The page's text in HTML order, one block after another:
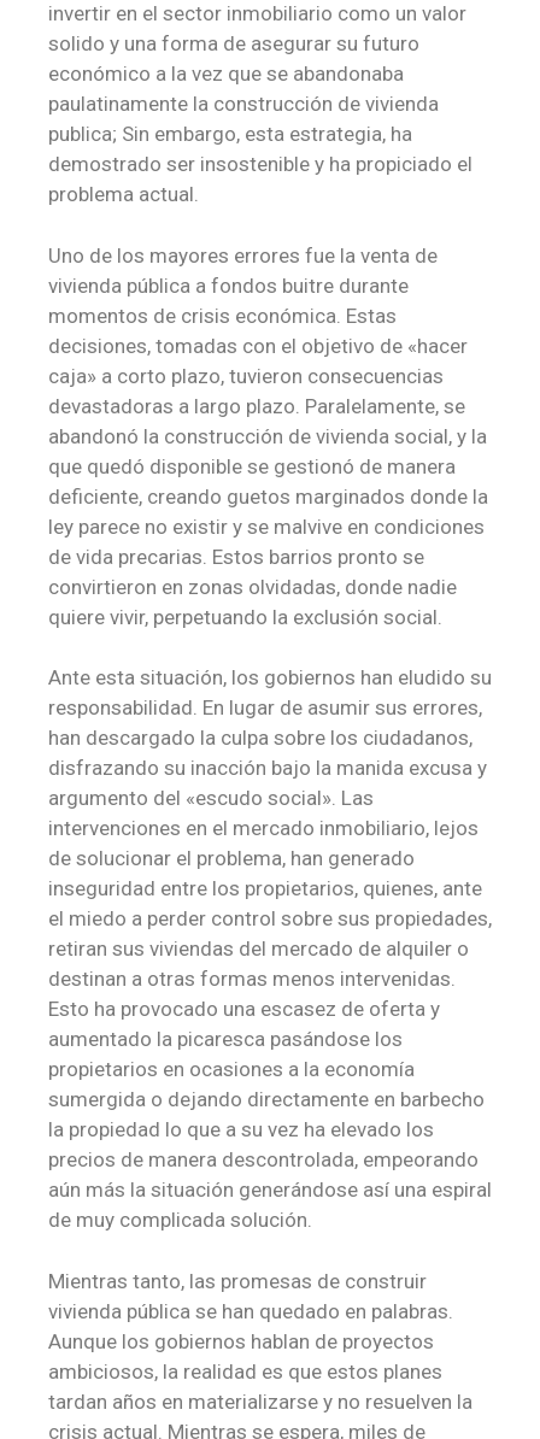
invertir en el sector inmobiliario como un valor
solido y una forma de asegurar su futuro
económico a la vez que se abandonaba
paulatinamente la construcción de vivienda
publica; Sin embargo, esta estrategia, ha
demostrado ser insostenible y ha propiciado el
problema actual.
Uno de los mayores errores fue la venta de
vivienda pública a fondos buitre durante
momentos de crisis económica. Estas
decisiones, tomadas con el objetivo de «hacer
caja» a corto plazo, tuvieron consecuencias
devastadoras a largo plazo. Paralelamente, se
abandonó la construcción de vivienda social, y la
que quedó disponible se gestionó de manera
deficiente, creando guetos marginados donde la
ley parece no existir y se malvive en condiciones
de vida precarias. Estos barrios pronto se
convirtieron en zonas olvidadas, donde nadie
quiere vivir, perpetuando la exclusión social.
Ante esta situación, los gobiernos han eludido su
responsabilidad. En lugar de asumir sus errores,
han descargado la culpa sobre los ciudadanos,
disfrazando su inacción bajo la manida excusa y
argumento del «escudo social». Las
intervenciones en el mercado inmobiliario, lejos
de solucionar el problema, han generado
inseguridad entre los propietarios, quienes, ante
el miedo a perder control sobre sus propiedades,
retiran sus viviendas del mercado de alquiler o
destinan a otras formas menos intervenidas.
Esto ha provocado una escasez de oferta y
aumentado la picaresca pasándose los
propietarios en ocasiones a la economía
sumergida o dejando directamente en barbecho
la propiedad lo que a su vez ha elevado los
precios de manera descontrolada, empeorando
aún más la situación generándose así una espiral
de muy complicada solución.
Mientras tanto, las promesas de construir
vivienda pública se han quedado en palabras.
Aunque los gobiernos hablan de proyectos
ambiciosos, la realidad es que estos planes
tardan años en materializarse y no resuelven la
crisis actual. Mientras se espera, miles de